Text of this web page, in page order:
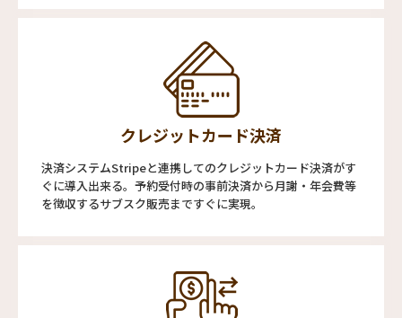
クレジットカード決済
決済システムStripeと連携してのクレジットカード決済がす
ぐに導入出来る。予約受付時の事前決済から月謝・年会費等
を徴収するサブスク販売まですぐに実現。